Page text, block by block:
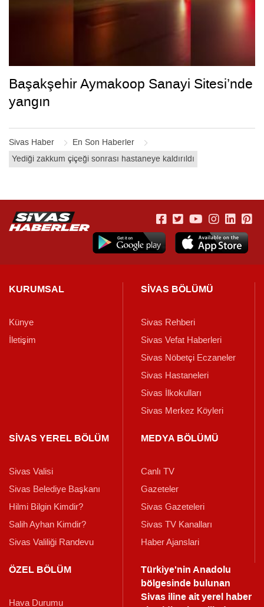
Sivas Haber
En Son Haberler
Yediği zakkum çiçeği sonrası hastaneye kaldırıldı
Başakşehir Aymakoop Sanayi Sitesi’nde
yangın
KURUMSAL
Künye
İletişim
SİVAS BÖLÜMÜ
Sivas Rehberi
Sivas Vefat Haberleri
Sivas Nöbetçi Eczaneler
Sivas Hastaneleri
Sivas İlkokulları
Sivas Merkez Köyleri
SİVAS YEREL BÖLÜM
Sivas Valisi
Sivas Belediye Başkanı
Hilmi Bilgin Kimdir?
Salih Ayhan Kimdir?
Sivas Valiliği Randevu
MEDYA BÖLÜMÜ
Canlı TV
Gazeteler
Sivas Gazeteleri
Sivas TV Kanalları
Haber Ajanslari
ÖZEL BÖLÜM
Hava Durumu
Türkiye'nin Anadolu
bölgesinde bulunan
Sivas iline ait yerel haber